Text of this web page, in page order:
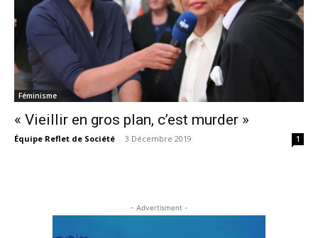
Féminisme
« Vieillir en gros plan, c’est murder »
Équipe Reflet de Société - 3 Décembre 2019 1
- Advertisment -